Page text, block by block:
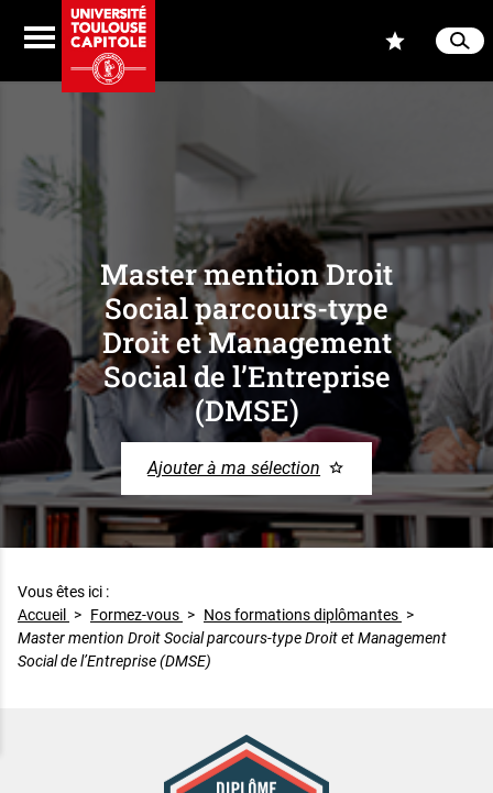
Menu
Master mention Droit
Social parcours-type
Droit et Management
Social de l’Entreprise
(DMSE)
Ajouter à ma sélection
Vous êtes ici :
Accueil
> Formez-vous > Nos formations diplômantes >
Master mention Droit Social parcours-type Droit et Management
Social de l’Entreprise (DMSE)